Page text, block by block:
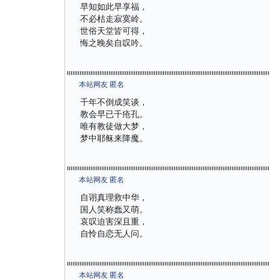
早知如此早享福，
不必枯走寂寞岭。
世俗天堂皆可得，
悔之晚矣自叹吟。
本站网友 匿名
千年不倒成笑谈，
教会早已千疮孔。
唯有教徒做大梦，
梦中耶稣来降魔。
本站网友 匿名
自诩真理救中华，
国人笑称蠢又萌。
哀叹迫害深且重，
自怜自恋无人问。
本站网友 匿名